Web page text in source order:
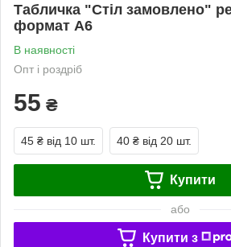
Табличка "Стіл замовлено"
формат А6
В наявності
Опт і роздріб
55 ₴
45 ₴ від 10 шт. 40 ₴ від 20 шт.
Купити
або
Купити з